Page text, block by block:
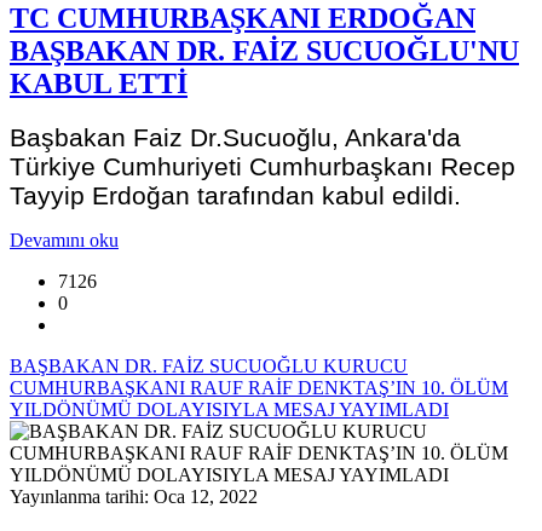
TC CUMHURBAŞKANI ERDOĞAN
BAŞBAKAN DR. FAİZ SUCUOĞLU'NU
KABUL ETTİ
Başbakan Faiz Dr.Sucuoğlu, Ankara'da
Türkiye Cumhuriyeti Cumhurbaşkanı Recep
Tayyip Erdoğan tarafından kabul edildi.
Devamını oku
7126
0
BAŞBAKAN DR. FAİZ SUCUOĞLU KURUCU
CUMHURBAŞKANI RAUF RAİF DENKTAŞ’IN 10. ÖLÜM
YILDÖNÜMÜ DOLAYISIYLA MESAJ YAYIMLADI
Yayınlanma tarihi: Oca 12, 2022